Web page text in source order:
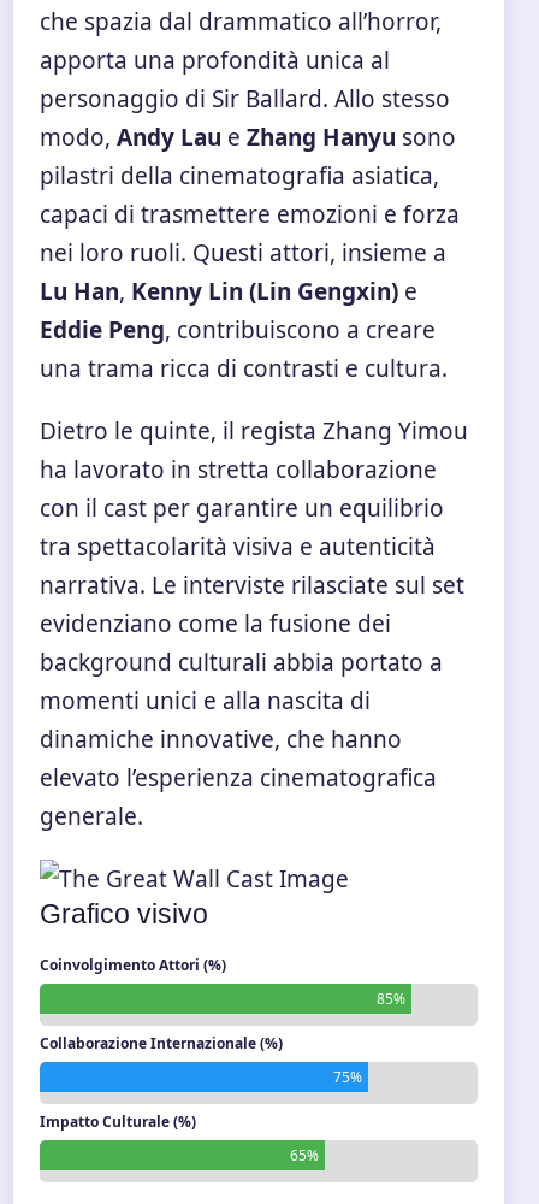
che spazia dal drammatico all’horror,
apporta una profondità unica al
personaggio di Sir Ballard. Allo stesso
modo, Andy Lau e Zhang Hanyu sono
pilastri della cinematografia asiatica,
capaci di trasmettere emozioni e forza
nei loro ruoli. Questi attori, insieme a
Lu Han, Kenny Lin (Lin Gengxin) e
Eddie Peng, contribuiscono a creare
una trama ricca di contrasti e cultura.
Dietro le quinte, il regista Zhang Yimou
ha lavorato in stretta collaborazione
con il cast per garantire un equilibrio
tra spettacolarità visiva e autenticità
narrativa. Le interviste rilasciate sul set
evidenziano come la fusione dei
background culturali abbia portato a
momenti unici e alla nascita di
dinamiche innovative, che hanno
elevato l’esperienza cinematografica
generale.
Grafico visivo
Coinvolgimento Attori (%)
85%
Collaborazione Internazionale (%)
75%
Impatto Culturale (%)
65%